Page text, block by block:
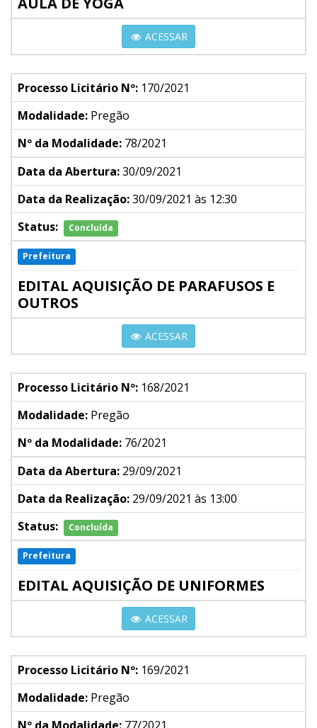
ACESSAR
Processo Licitário Nº: 170/2021
Modalidade: Pregão
Nº da Modalidade: 78/2021
Data da Abertura:30/09/2021
Data da Realização:30/09/2021 às 12:30
Status:
Concluída
Prefeitura
EDITAL AQUISIÇÃO DE PARAFUSOS E
OUTROS
ACESSAR
Processo Licitário Nº: 168/2021
Modalidade: Pregão
Nº da Modalidade: 76/2021
Data da Abertura: 29/09/2021
Data da Realização: 29/09/2021 às 13:00
Status:
Concluída
Prefeitura
EDITAL AQUISIÇÃO DE UNIFORMES
ACESSAR
Processo Licitário Nº: 169/2021
Modalidade: Pregão